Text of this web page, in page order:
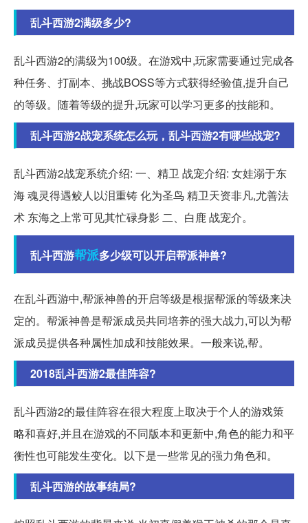
乱斗西游2满级多少?
乱斗西游2的满级为100级。在游戏中,玩家需要通过完成各
种任务、打副本、挑战BOSS等方式获得经验值,提升自己
的等级。随着等级的提升,玩家可以学习更多的技能和。
乱斗西游2战宠系统怎么玩，乱斗西游2有哪些战宠?
乱斗西游2战宠系统介绍: 一、精卫 战宠介绍: 女娃溺于东
海 魂灵得遇鲛人以泪重铸 化为圣鸟 精卫天资非凡,尤善法
术 东海之上常可见其忙碌身影 二、白鹿 战宠介。
乱斗西游帮派多少级可以开启帮派神兽?
在乱斗西游中,帮派神兽的开启等级是根据帮派的等级来决
定的。帮派神兽是帮派成员共同培养的强大战力,可以为帮
派成员提供各种属性加成和技能效果。一般来说,帮。
2018乱斗西游2最佳阵容?
乱斗西游2的最佳阵容在很大程度上取决于个人的游戏策
略和喜好,并且在游戏的不同版本和更新中,角色的能力和平
衡性也可能发生变化。以下是一些常见的强力角色和。
乱斗西游的故事结局?